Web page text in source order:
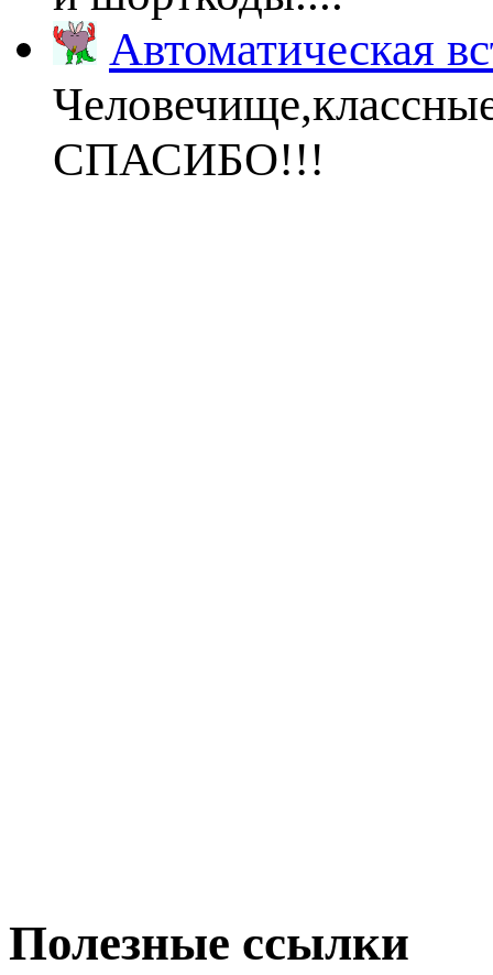
Автоматическая
СПАСИБО!!!
Полезные ссылки